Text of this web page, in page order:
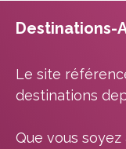
Destinations-
Le site
destinations
Que vous